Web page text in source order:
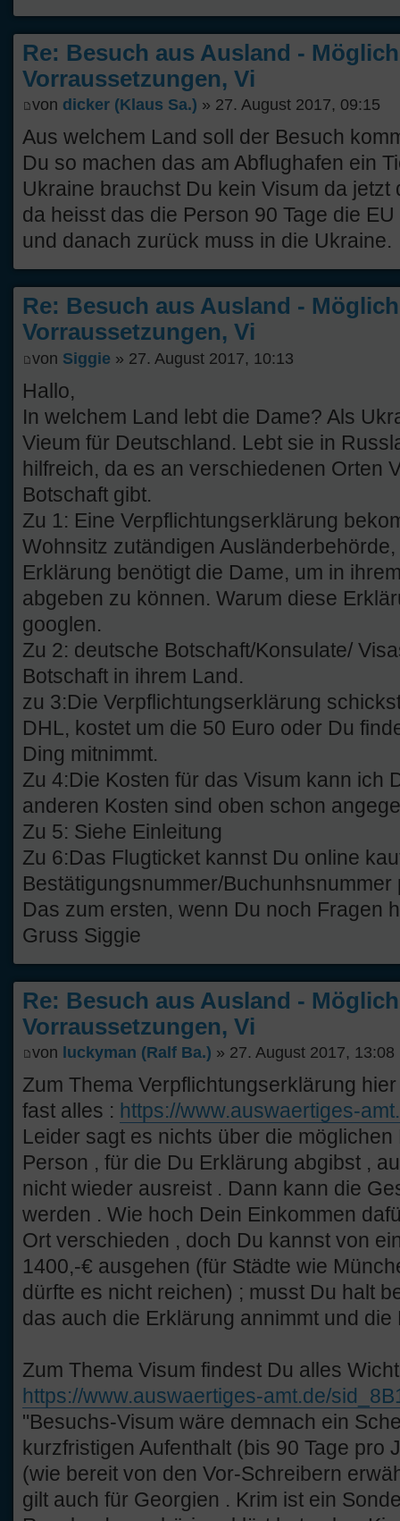
Re: Besuch aus Ausland -
Vorraussetzungen, Vi
von dicker (Klaus Sa.) » 27. August 2017, 09:15
Aus welchem Land soll der Besuch
Du so machen das am Abflughafen ein
Ukraine brauchst Du kein Visum da jetzt
da heisst das die Person 90 Tage die
und danach zurück muss in die Ukraine.
Re: Besuch aus Ausland -
Vorraussetzungen, Vi
von Siggie » 27. August 2017, 10:13
Hallo,
In welchem Land lebt die Dame? Als
Vieum für Deutschland. Lebt sie in
hilfreich, da es an verschiedenen Orten
Botschaft gibt.
Zu 1: Eine Verpflichtungserklärung
Wohnsitz zutändigen
Erklärung benötigt die Dame, um in
abgeben zu können. Warum diese
googlen.
Zu 2: deutsche Botschaft/Konsulate/
Botschaft in ihrem Land.
zu 3:Die Verpflichtungserklärung
DHL, kostet um die 50 Euro oder Du
Ding mitnimmt.
Zu 4:Die Kosten für das Visum kann ich
anderen Kosten sind oben schon
Zu 5: Siehe Einleitung
Zu 6:Das Flugticket kannst Du online
Bestätigungsnummer/Buchunhsnummer
Das zum ersten, wenn Du noch Fragen
Gruss Siggie
Re: Besuch aus Ausland -
Vorraussetzungen, Vi
von luckyman (Ralf Ba.) » 27. August 2017, 13:08
Zum Thema Verpflichtungserklärung
fast alles : https://www.auswaertiges-
Leider sagt es nichts über die
Person , für die Du Erklärung abgibst ,
nicht wieder ausreist . Dann kann die
werden . Wie hoch Dein Einkommen
Ort verschieden , doch Du kannst von
1400,-€ ausgehen (für Städte wie
dürfte es nicht reichen) ; musst Du halt
das auch die Erklärung annimmt und
Zum Thema Visum findest Du alles
https://www.auswaertiges-amt.de/
"Besuchs-Visum wäre demnach ein
kurzfristigen Aufenthalt (bis 90 Tage pro
(wie bereit von den Vor-Schreibern
gilt auch für Georgien . Krim ist ein